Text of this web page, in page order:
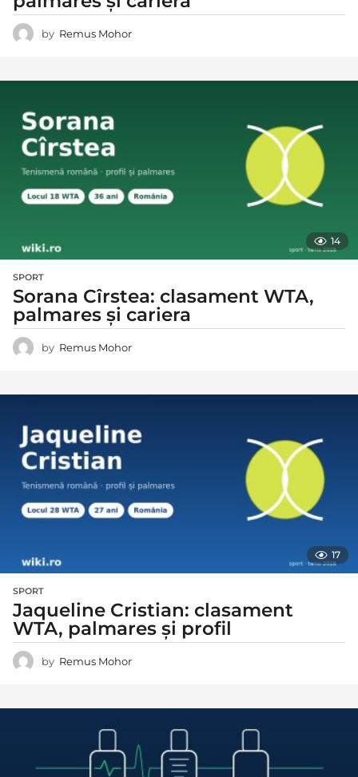
by Remus Mohor
14
SPORT
Sorana Cîrstea: clasament WTA,
palmares și cariera
by Remus Mohor
17
SPORT
Jaqueline Cristian: clasament
WTA, palmares și profil
by Remus Mohor